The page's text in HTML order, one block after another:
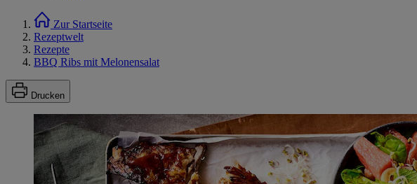
Zur Startseite
Rezeptwelt
Rezepte
BBQ Ribs mit Melonensalat
Drucken